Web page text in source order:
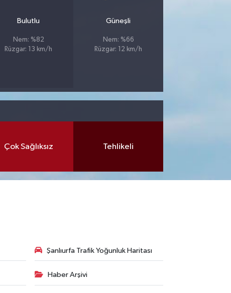
Bulutlu
Nem: %82
Rüzgar: 13 km/h
Güneşli
Nem: %66
Rüzgar: 12 km/h
Çok Sağlıksız Tehlikeli
Şanlıurfa Trafik Yoğunluk Haritası
Haber Arşivi